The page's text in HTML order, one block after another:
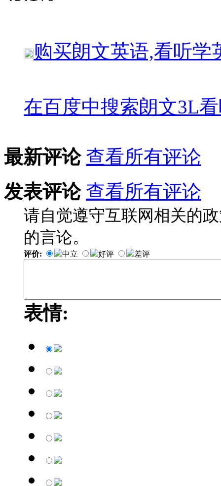
购买朗文英语,看听学
在百度中搜索朗文3L
最新评论 查看所有评论
发表评论 查看所有评论
请自觉遵守互联网相关的
的言论。
评价: 中立 好评 差评
表情: